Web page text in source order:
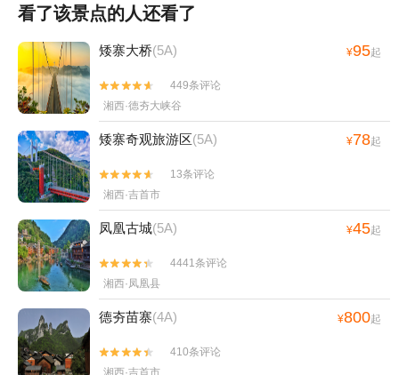
看了该景点的人还看了
矮寨大桥(5A) ¥95起


449条评论
湘西·德夯大峡谷
矮寨奇观旅游区(5A) ¥78起


13条评论
湘西·吉首市
凤凰古城(5A) ¥45起


4441条评论
湘西·凤凰县
德夯苗寨(4A) ¥800起


410条评论